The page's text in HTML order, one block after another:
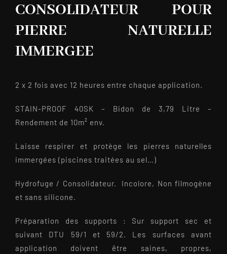
CONSOLIDATEUR POUR
PIERRE NATURELLE
IMMERGEE
2 x 2 fois avec 12 heures entre chaque application.
STAIN-PROOF 40SK – Bidon de 3,79 Litre –
Rendement de 10m² env.
Laisse respirer et protège les pierres naturelles
immergées (piscines traitées au sel…)
Hydrofuge / Consolidateur. Incolore, Non filmogène
et sans silicone.
Préparation des supports : Sur support sec et
suivant DTU 59/1 et 59/2. Les surfaces avant
application doivent être saines, propres,